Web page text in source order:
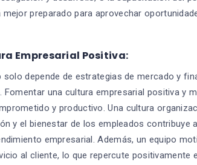
preparado para aprovechar
Empresarial Positiva:
solo depende de estrategias de mercado y
Fomentar una cultura empresarial positiva y
y productivo. Una cultura
y el bienestar de los empleados contribuye
empresarial. Además, un equipo
al cliente, lo que repercute positivamente